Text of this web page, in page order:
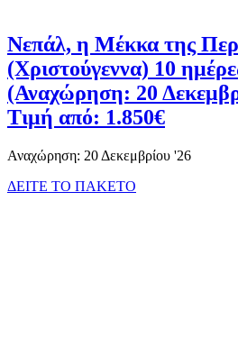
Νεπάλ, η Μέκκα της
(Χριστούγεννα) 10
(Αναχώρηση: 20
Τιμή από: 1.850€
Αναχώρηση: 20 Δεκεμβρίου '26
ΔΕΙΤΕ ΤΟ ΠΑΚΕΤΟ